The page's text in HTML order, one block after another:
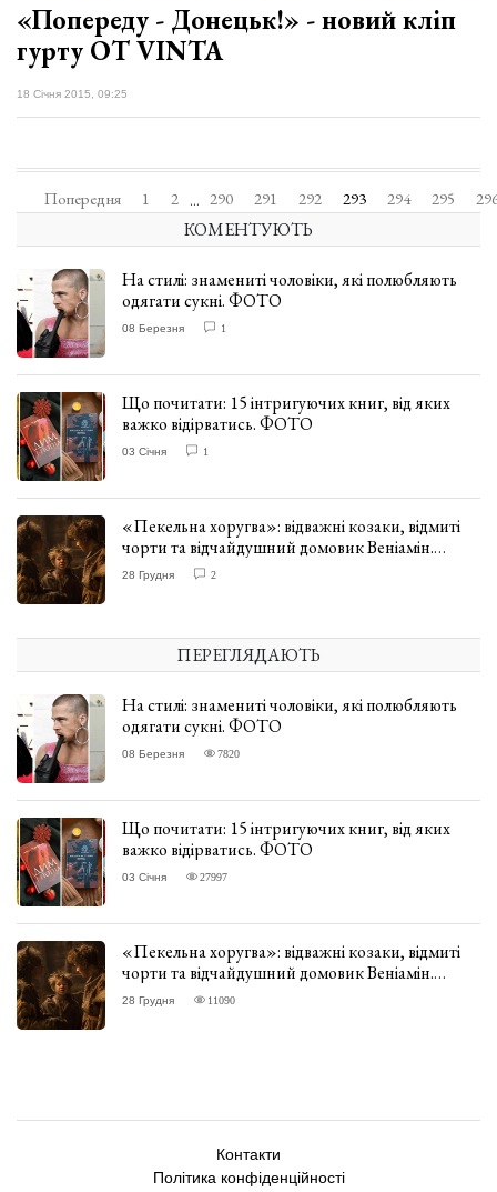
«Попереду - Донецьк!» - новий кліп
гурту OT VINTA
18 Січня 2015, 09:25
Попередня 1 2 ... 290 291 292 293 294 295
КОМЕНТУЮТЬ
На стилі: знамениті чоловіки, які полюбляють
одягати сукні. ФОТО
08 Березня 1
Що почитати: 15 інтригуючих книг, від яких
важко відірватись. ФОТО
03 Січня 1
«Пекельна хоругва»: відважні козаки, відмиті
чорти та відчайдушний домовик Веніамін.
ВІДГУК
28 Грудня 2
ПЕРЕГЛЯДАЮТЬ
На стилі: знамениті чоловіки, які полюбляють
одягати сукні. ФОТО
08 Березня 7820
Що почитати: 15 інтригуючих книг, від яких
важко відірватись. ФОТО
03 Січня 27997
«Пекельна хоругва»: відважні козаки, відмиті
чорти та відчайдушний домовик Веніамін.
ВІДГУК
28 Грудня 11090
Контакти
Політика конфіденційності